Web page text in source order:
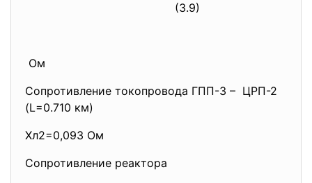
(3.9)
Ом
Сопротивление токопровода ГПП-3 – ЦРП-2
(L=0.710 км)
Xл2=0,093 Ом
Сопротивление реактора